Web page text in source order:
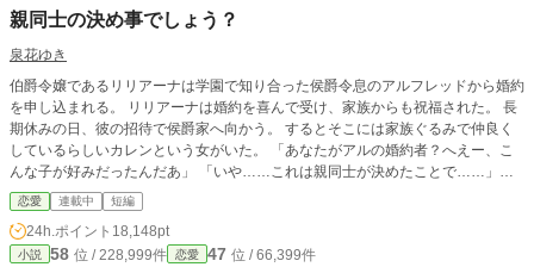
親同士の決め事でしょう？
泉花ゆき
伯爵令嬢であるリリアーナは学園で知り合った侯爵令息のアルフレッドから婚約
を申し込まれる。 リリアーナは婚約を喜んで受け、家族からも祝福された。 長
期休みの日、彼の招待で侯爵家へ向かう。 するとそこには家族ぐるみで仲良く
しているらしいカレンという女がいた。 「あなたがアルの婚約者？へえー、こ
んな子が好みだったんだあ」 「いや……これは親同士が決めたことで……」
（……ん？あなたからプロポーズされてここへ来たんだけど……） アルフレッ
ドの、自称一番仲のいい友達であるカレンを前にして、だんだんと疑問が溜まっ
てきたころ。 誰よりもこの婚約を不服に思うリリアーナの弟が、公爵令息を連
れて姉へと紹介しにくる。
恋愛 連載中 短編
24h.ポイント 18,148pt
小説 58 位 / 228,999件 恋愛 47 位 / 66,399件